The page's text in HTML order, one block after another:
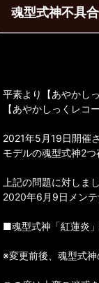
魂型式神不具
平素より【あやかし
【あやかしっくレコ
2021年5月19日開催
モデルの魂型式神2つ
上記の問題に対しまし
2020年6月9日メンテ
■魂型式神「紅蓮炎
※変更前後、魂型式神